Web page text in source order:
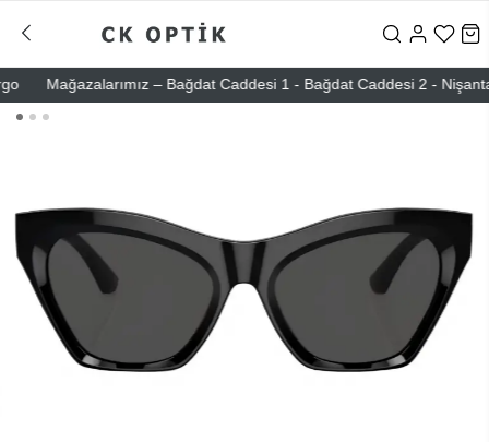
Mağazalarımız – Bağdat Caddesi 1 - Bağdat Caddesi 2 - Nişantaşı